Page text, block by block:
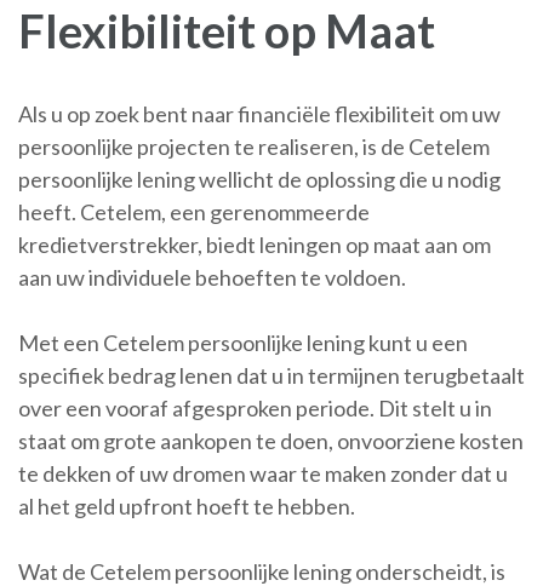
Flexibiliteit op Maat
Als u op zoek bent naar financiële flexibiliteit om uw
persoonlijke projecten te realiseren, is de Cetelem
persoonlijke lening wellicht de oplossing die u nodig
heeft. Cetelem, een gerenommeerde
kredietverstrekker, biedt leningen op maat aan om
aan uw individuele behoeften te voldoen.
Met een Cetelem persoonlijke lening kunt u een
specifiek bedrag lenen dat u in termijnen terugbetaalt
over een vooraf afgesproken periode. Dit stelt u in
staat om grote aankopen te doen, onvoorziene kosten
te dekken of uw dromen waar te maken zonder dat u
al het geld upfront hoeft te hebben.
Wat de Cetelem persoonlijke lening onderscheidt, is